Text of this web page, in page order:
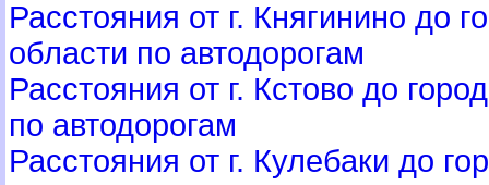
Расстояния от г. Княгинино до
области по автодорогам
Расстояния от г. Кстово до
по автодорогам
Расстояния от г. Кулебаки до